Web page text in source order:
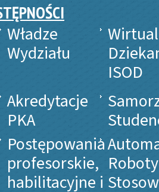
Władze
Wydziału
ISOD
Akredytacje
PKA
Postępowania
profesorskie,
habilitacyjne i